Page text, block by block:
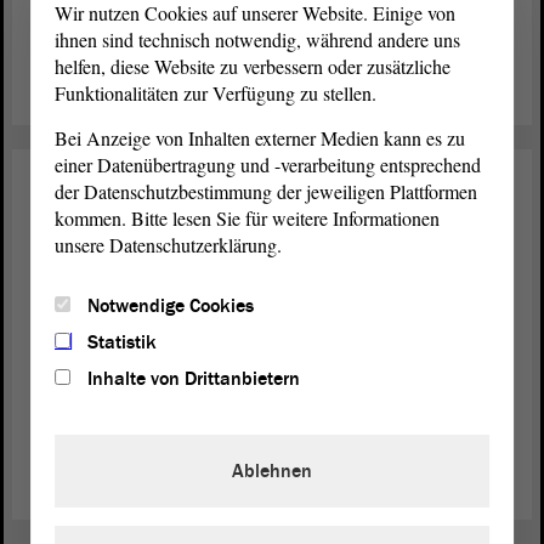
Henning von Tresckow. Im Beisein seines Enkels wurde
seiner und des Attentats gedacht.
weiterlesen
Landtag 07. Juli 2026
Offene Führungen durch den
Der Landtagvon Sachsen-Anhalt bietet einmal im Monat
eine offene Führung an. Am ersten Donnerstag im Monat
können insbesondere Einzelbesuchende von der
Wir nutzen Cookies auf unserer Website. Einige von
ihnen sind technisch notwendig, während andere uns
helfen, diese Website zu verbessern oder zusätzliche
Funktionalitäten zur Verfügung zu stellen.
Bei Anzeige von Inhalten externer Medien kann es zu
einer Datenübertragung und -verarbeitung entsprechend
der Datenschutzbestimmung der jeweiligen Plattformen
kommen. Bitte lesen Sie für weitere Informationen
unsere Datenschutzerklärung.
Notwendige Cookies
Statistik
Inhalte von Drittanbietern
Ablehnen